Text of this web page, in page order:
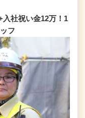
入社祝い金12万！1
フ